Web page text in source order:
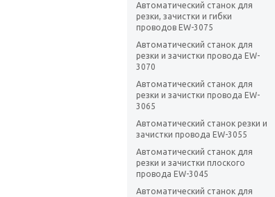
Автоматический станок для
резки, зачистки и гибки
проводов EW-3075
Автоматический станок для
резки и зачистки провода EW-
3070
Автоматический станок для
резки и зачистки провода EW-
3065
Автоматический станок резки и
зачистки провода EW-3055
Автоматический станок для
резки и зачистки плоского
провода EW-3045
Автоматический станок для